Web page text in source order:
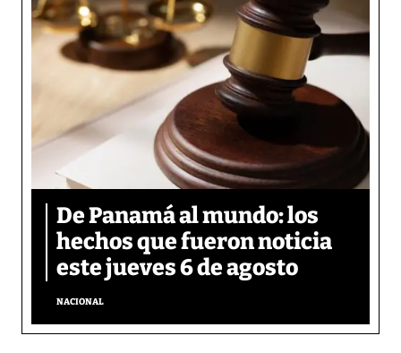
De Panamá al mundo: los
hechos que fueron noticia
este jueves 6 de agosto
NACIONAL